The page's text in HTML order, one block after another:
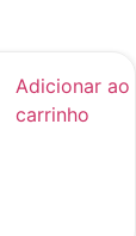
Adicionar ao
carrinho